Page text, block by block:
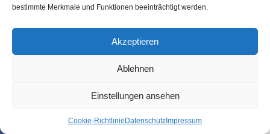
bestimmte Merkmale und Funktionen beeinträchtigt werden.
Akzeptieren
Ablehnen
Einstellungen ansehen
Coo­kie-Richt­li­nie Daten­schutz Impres­sum
SHARE TWEET